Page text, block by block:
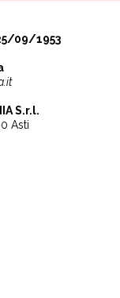
09/1953
S.r.l.
Asti